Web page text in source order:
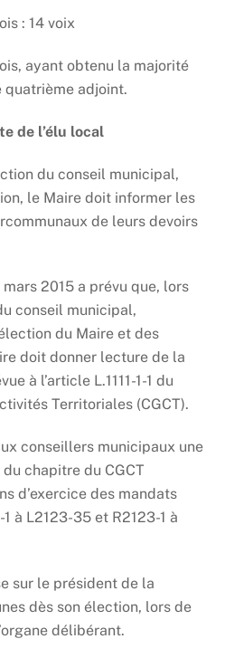
: 14 voix
ayant obtenu la majorité
quatrième adjoint.
de l’élu local
du conseil municipal,
le Maire doit informer les
de leurs devoirs
2015 a prévu que, lors
conseil municipal,
du Maire et des
doit donner lecture de la
à l’article L.1111-1-1 du
Territoriales (CGCT).
conseillers municipaux une
chapitre du CGCT
d’exercice des mandats
à L2123-35 et R2123-1 à
sur le président de la
dès son élection, lors de
délibérant.